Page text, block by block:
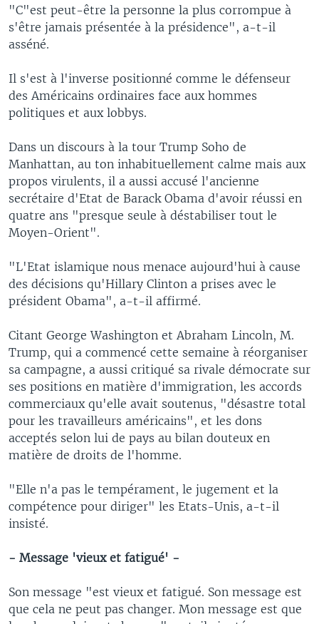
"C"est peut-être la personne la plus corrompue à
s'être jamais présentée à la présidence", a-t-il
asséné.
Il s'est à l'inverse positionné comme le défenseur
des Américains ordinaires face aux hommes
politiques et aux lobbys.
Dans un discours à la tour Trump Soho de
Manhattan, au ton inhabituellement calme mais aux
propos virulents, il a aussi accusé l'ancienne
secrétaire d'Etat de Barack Obama d'avoir réussi en
quatre ans "presque seule à déstabiliser tout le
Moyen-Orient".
"L'Etat islamique nous menace aujourd'hui à cause
des décisions qu'Hillary Clinton a prises avec le
président Obama", a-t-il affirmé.
Citant George Washington et Abraham Lincoln, M.
Trump, qui a commencé cette semaine à réorganiser
sa campagne, a aussi critiqué sa rivale démocrate sur
ses positions en matière d'immigration, les accords
commerciaux qu'elle avait soutenus, "désastre total
pour les travailleurs américains", et les dons
acceptés selon lui de pays au bilan douteux en
matière de droits de l'homme.
"Elle n'a pas le tempérament, le jugement et la
compétence pour diriger" les Etats-Unis, a-t-il
insisté.
- Message 'vieux et fatigué' -
Son message "est vieux et fatigué. Son message est
que cela ne peut pas changer. Mon message est que